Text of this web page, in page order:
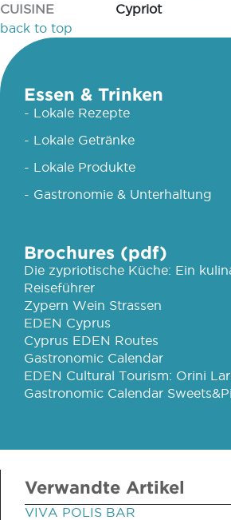
CUISINE
Cypriot
back to top
Essen & Trinken
- Lokale Rezepte
- Lokale Getränke
- Lokale Produkte
- Gastronomie & Unterhaltung
Brochures (pdf)
Die zypriotische Küche: Ein
Reiseführer
Zypern Wein Strassen
EDEN Cyprus
Cyprus EDEN Routes
Gastronomic Calendar
EDEN Cultural Tourism: Orini
Gastronomic Calendar
Verwandte Artikel
VIVA POLIS BAR